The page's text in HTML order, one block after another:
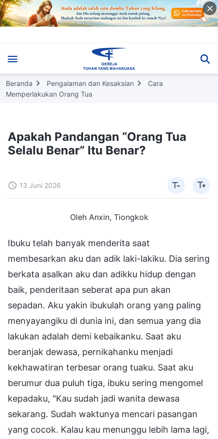
Beranda Pengalaman dan Kesaksian
Cara
Memperlakukan Orang Tua
Apakah Pandangan “Orang Tua
Selalu Benar” Itu Benar?
13 Juni 2026
Oleh Anxin, Tiongkok
Ibuku telah banyak menderita saat
membesarkan aku dan adik laki-lakiku. Dia sering
berkata asalkan aku dan adikku hidup dengan
baik, penderitaan seberat apa pun akan
sepadan. Aku yakin ibukulah orang yang paling
menyayangiku di dunia ini, dan semua yang dia
lakukan adalah demi kebaikanku. Saat aku
beranjak dewasa, pernikahanku menjadi
kekhawatiran terbesar orang tuaku. Saat aku
berumur dua puluh tiga, ibuku sering mengomel
kepadaku, "Kau sudah jadi wanita dewasa
sekarang. Sudah waktunya mencari pasangan
yang cocok. Kalau kau menunggu lebih lama lagi,